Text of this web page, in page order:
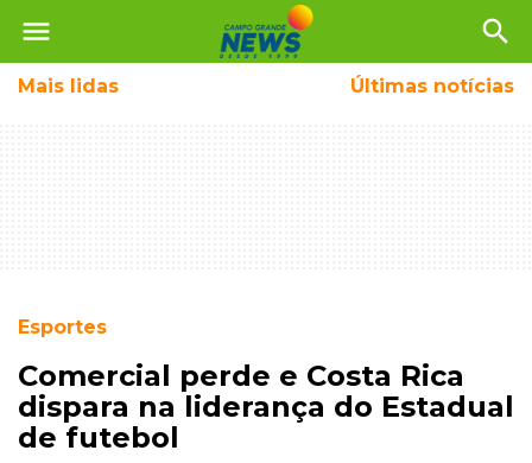
menu search
Mais lidas Últimas notícias
Esportes
Comercial perde e Costa Rica
dispara na liderança do Estadual
de futebol